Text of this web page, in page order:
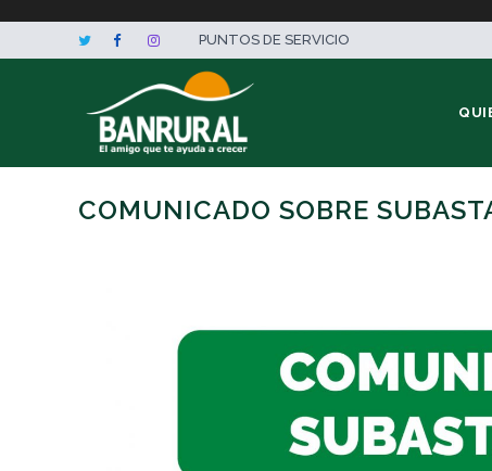
PUNTOS DE SERVICIO
COMUNICADO SOBRE